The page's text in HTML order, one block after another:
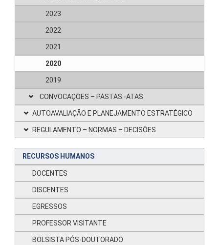
2023
2022
2021
2020
2019
CONVOCAÇÕES – PASTAS -ATAS
AUTOAVALIAÇÃO E PLANEJAMENTO ESTRATÉGICO
REGULAMENTO – NORMAS – DECISÕES
RECURSOS HUMANOS
DOCENTES
DISCENTES
EGRESSOS
PROFESSOR VISITANTE
BOLSISTA PÓS-DOUTORADO